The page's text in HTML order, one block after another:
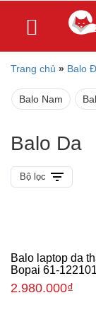
Trang chủ » Balo
Balo Nam
Balo Da
Bộ lọc
Balo laptop da
Bopai 61-122101
2.980.000₫